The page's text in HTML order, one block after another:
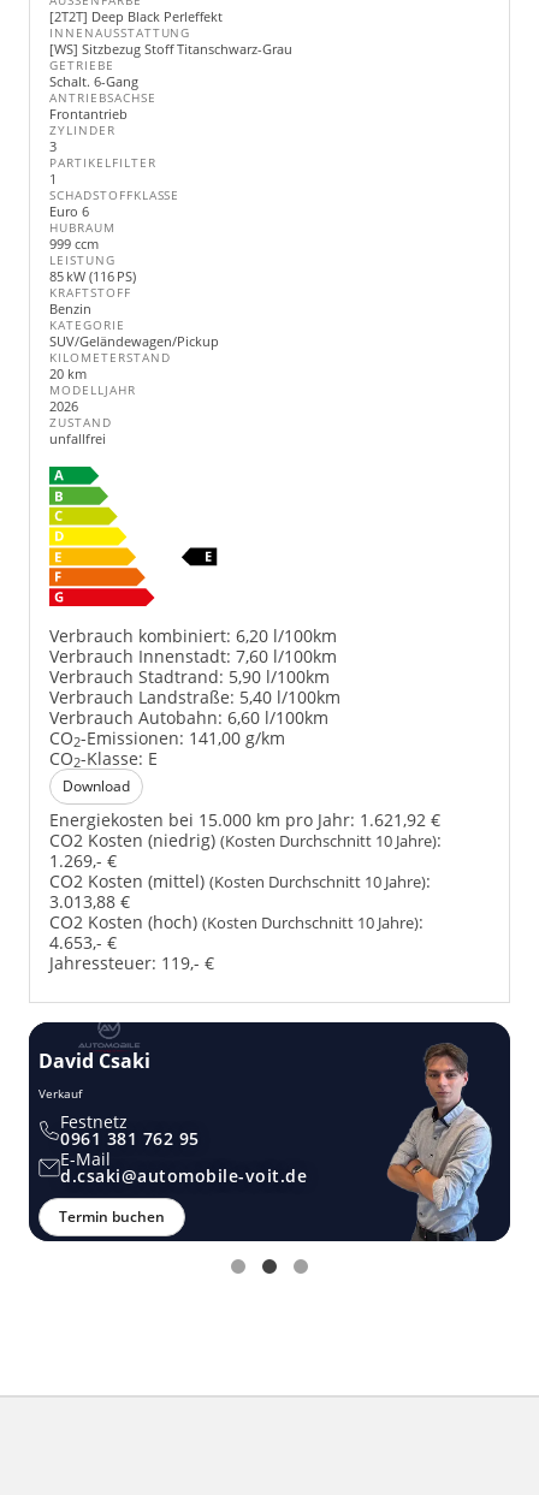
[2T2T] Deep Black Perleffekt
INNENAUSSTATTUNG
[WS] Sitzbezug Stoff Titanschwarz-Grau
GETRIEBE
Schalt. 6-Gang
ANTRIEBSACHSE
Frontantrieb
ZYLINDER
3
PARTIKELFILTER
1
SCHADSTOFFKLASSE
Euro 6
HUBRAUM
999 ccm
LEISTUNG
85 kW (116 PS)
KRAFTSTOFF
Benzin
KATEGORIE
SUV/Geländewagen/Pickup
KILOMETERSTAND
20 km
MODELLJAHR
2026
ZUSTAND
unfallfrei
Verbrauch kombiniert: 6,20 l/100km
Verbrauch Innenstadt: 7,60 l/100km
Verbrauch Stadtrand: 5,90 l/100km
Verbrauch Landstraße: 5,40 l/100km
Verbrauch Autobahn: 6,60 l/100km
CO2-Emissionen: 141,00 g/km
CO2-Klasse: E
Download
Energiekosten bei 15.000 km pro Jahr: 1.621,92 €
CO2 Kosten (niedrig) (Kosten Durchschnitt 10 Jahre):
1.269,- €
CO2 Kosten (mittel) (Kosten Durchschnitt 10 Jahre):
3.013,88 €
CO2 Kosten (hoch) (Kosten Durchschnitt 10 Jahre):
4.653,- €
Jahressteuer: 119,- €
David Csaki
Verkauf
Festnetz
0961 381 762 95
E-Mail
d.csaki@automobile-voit.de
Termin buchen